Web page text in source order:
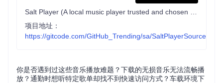
项目地址：
https://gitcode.com/GitHub_Trending/sa/SaltPlayerSource
你是否遇到过这些音乐播放难题？下载的无损音乐无法流畅播
放？通勤时想听特定歌单却找不到快速访问方式？车载环境下